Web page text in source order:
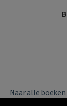
Naar alle boeken